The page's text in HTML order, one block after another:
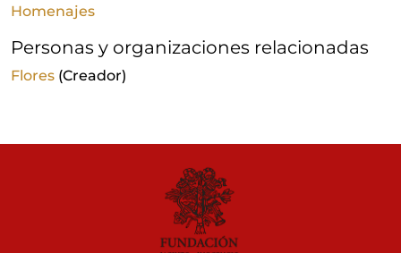
Homenajes
Personas y organizaciones relacionadas
Flores (Creador)